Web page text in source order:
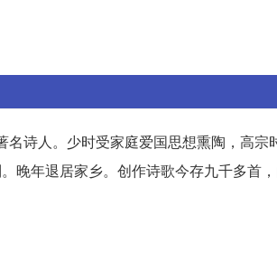
诗人。少时受家庭爱国思想熏陶，高宗
晚年退居家乡。创作诗歌今存九千多首